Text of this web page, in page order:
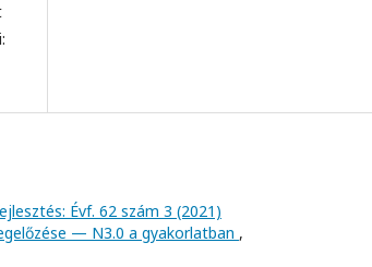
Évf. 62 szám 3 (2021)
— N3.0 a gyakorlatban ,